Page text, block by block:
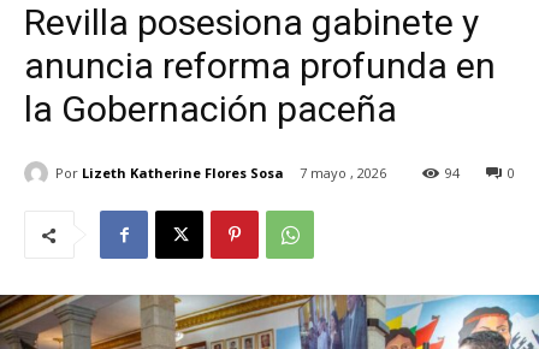
Revilla posesiona gabinete y
anuncia reforma profunda en
la Gobernación paceña
Por Lizeth Katherine Flores Sosa 7 mayo , 2026 0
94